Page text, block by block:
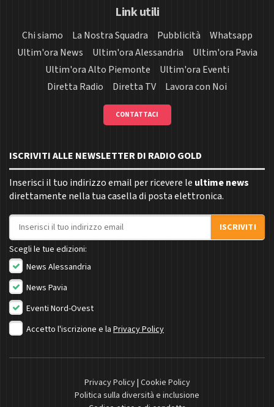
Link utili
Chi siamo La Nostra Squadra Pubblicità
Whatsapp
Ultim'ora News
Ultim'ora Alessandria
Ultim'ora Pavia
Ultim'ora Alto Piemonte
Ultim'ora Eventi
Diretta Radio
Diretta TV Lavora con Noi
CONTATTACI
ISCRIVITI ALLE NEWSLETTER DI RADIO GOLD
Inserisci il tuo indirizzo email per ricevere le ultime news
direttamente nella tua casella di posta elettronica.
Indirizzo email
ISCRIVITI
Scegli le tue edizioni:
News Alessandria
News Pavia
Eventi Nord-Ovest
Accetto l'iscrizione e la Privacy Policy
Privacy Policy| Cookie Policy
Politica sulla diversità e inclusione